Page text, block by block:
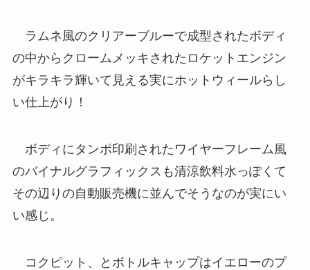
ラムネ風のクリアーブルーで成型されたボディ
の中からクロームメッキされたロケットエンジン
がキラキラ輝いて見える実にホットウィールらし
い仕上がり！
ボディにタンポ印刷されたワイヤーフレーム風
のバイナルグラフィックスも清涼飲料水っぽくて
その辺りの自動販売機に並んでそうなのが実にい
い感じ。
コクピット、とボトルキャップはイエローのプ